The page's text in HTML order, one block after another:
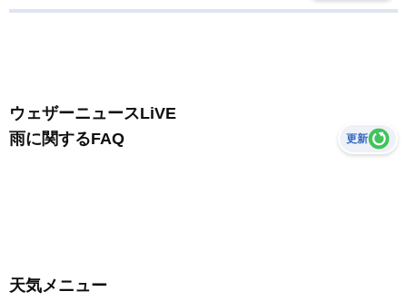
ウェザーニュースLiVE
雨に関するFAQ
更新
天気メニュー